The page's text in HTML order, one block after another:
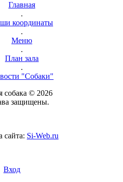
Главная
.
координаты
.
Меню
.
План зала
.
"Собаки"
собака © 2026
защищены.
сайта: Si-Web.ru
Вход